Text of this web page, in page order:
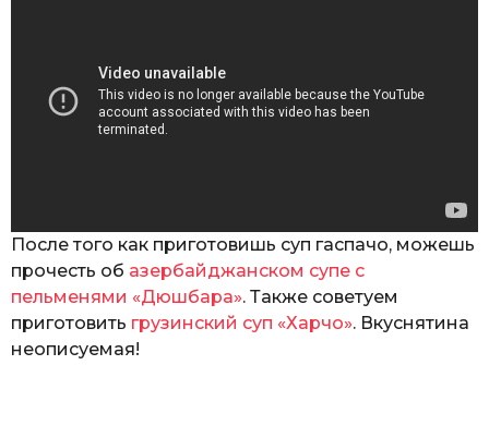
После того как приготовишь суп гаспачо, можешь
прочесть об азербайджанском супе с
пельменями «Дюшбара». Также советуем
приготовить грузинский суп «Харчо». Вкуснятина
неописуемая!